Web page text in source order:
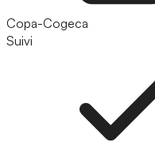
Copa-Cogeca
Suivi